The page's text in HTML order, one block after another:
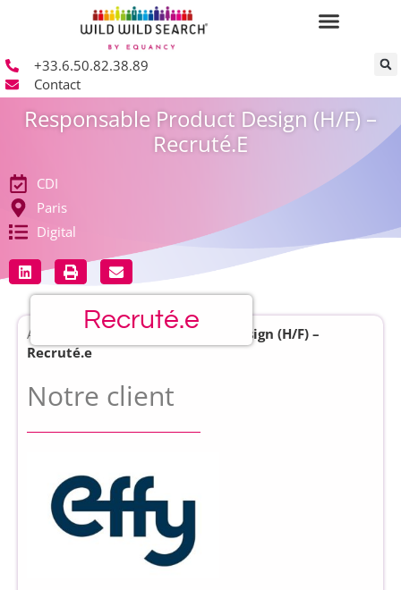
+33.6.50.82.38.89
Contact
Responsable Product Design (H/F) –
Recruté.e
CDI
Paris
Digital
Recruté.e
Accueil
Responsable Product Design (H/F) –
Recruté.e
Notre client